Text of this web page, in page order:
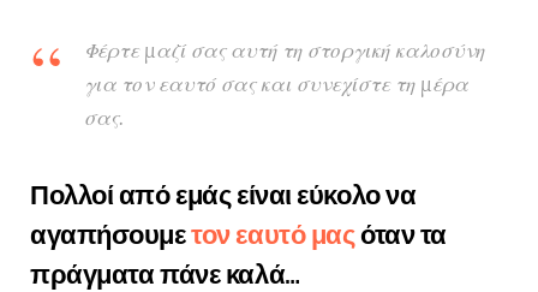
Φέρτε μαζί σας αυτή τη στοργική καλοσύνη
για τον εαυτό σας και συνεχίστε τη μέρα
σας.
Πολλοί από εμάς είναι εύκολο να
αγαπήσουμετον εαυτό μαςόταν τα
πράγματα πάνε καλά…